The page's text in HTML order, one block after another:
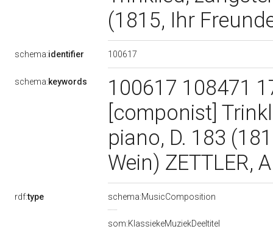
(1815, Ihr
schema:identifier 100617
schema:keywords
100617 108471
[componist]
piano, D. 183
Wein) ZETTLER,
rdf:type schema:MusicComposition
som:KlassiekeMuziekDeeltitel